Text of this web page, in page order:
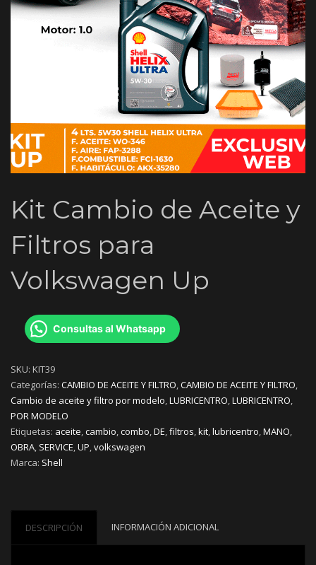
Kit Cambio de Aceite y
Filtros para
Volkswagen Up
Consultas al Whatsapp
SKU: KIT39
Categorías: CAMBIO DE ACEITE Y FILTRO,CAMBIO DE ACEITE Y FILTRO,
Cambio de aceite y filtro por modelo,LUBRICENTRO,LUBRICENTRO,
POR MODELO
Etiquetas: aceite,cambio,combo,DE,filtros,kit,lubricentro,MANO,
OBRA, SERVICE,UP,volkswagen
Marca: Shell
DESCRIPCIÓN INFORMACIÓN ADICIONAL